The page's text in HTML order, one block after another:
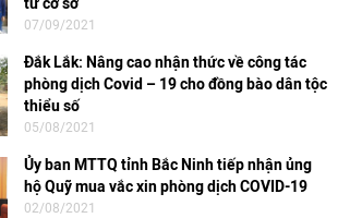
07/09/2021
Đắk Lắk: Nâng cao nhận thức về công tác
phòng dịch Covid – 19 cho đồng bào dân tộc
thiểu số
05/08/2021
Ủy ban MTTQ tỉnh Bắc Ninh tiếp nhận ủng
hộ Quỹ mua vắc xin phòng dịch COVID-19
02/08/2021